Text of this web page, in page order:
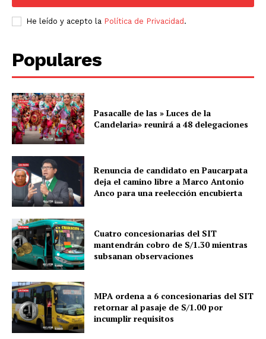
He leído y acepto la Política de Privacidad .
Populares
Pasacalle de las » Luces de la
Candelaria» reunirá a 48 delegaciones
Renuncia de candidato en Paucarpata
deja el camino libre a Marco Antonio
Anco para una reelección encubierta
Cuatro concesionarias del SIT
mantendrán cobro de S/1.30 mientras
subsanan observaciones
MPA ordena a 6 concesionarias del SIT
retornar al pasaje de S/1.00 por
incumplir requisitos